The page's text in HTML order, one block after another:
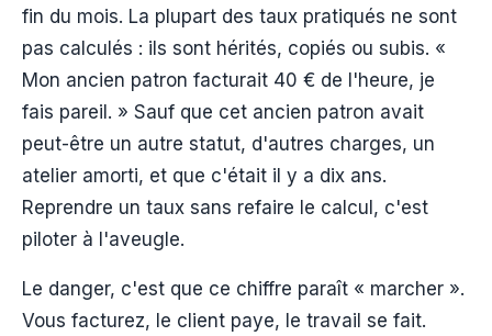
fin du mois. La plupart des taux pratiqués ne sont
pas calculés : ils sont hérités, copiés ou subis. «
Mon ancien patron facturait 40 € de l'heure, je
fais pareil. » Sauf que cet ancien patron avait
peut-être un autre statut, d'autres charges, un
atelier amorti, et que c'était il y a dix ans.
Reprendre un taux sans refaire le calcul, c'est
piloter à l'aveugle.
Le danger, c'est que ce chiffre paraît « marcher ».
Vous facturez, le client paye, le travail se fait.